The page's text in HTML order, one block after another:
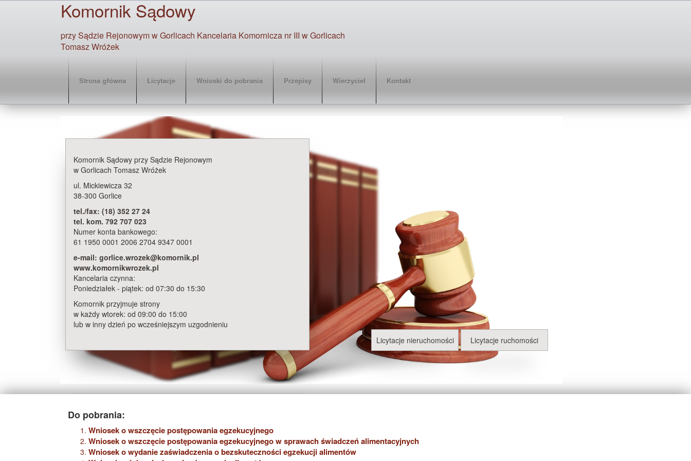
Komornik Sądowy
przy Sądzie Rejonowym w Gorlicach Kancelaria Komornicza nr III w Gorlicach
Tomasz Wróżek
Strona główna (current)Licytacje Wnioski do pobrania (current)Przepisy(current)Wierzyciel Kontakt(current)
Komornik Sądowy przy Sądzie Rejonowym
w Gorlicach Tomasz Wróżek
ul. Mickiewicza 32
38-300 Gorlice
tel./fax: (18) 352 27 24
tel. kom. 792 707 023
Numer konta bankowego:
61 1950 0001 2006 2704 9347 0001
e-mail: gorlice.wrozek@komornik.pl
www.komornikwrozek.pl
Kancelaria czynna:
Poniedziałek - piątek: od 07:30 do 15:30
Komornik przyjmuje strony
w każdy wtorek: od 09:00 do 15:00
lub w inny dzień po wcześniejszym uzgodnieniu
Licytacje nieruchomości
Licytacje ruchomości
Do pobrania:
Wniosek o wszczęcie postępowania egzekucyjnego
Wniosek o wszczęcie postępowania egzekucyjnego w sprawach świadczeń alimentacyjnych
Wniosek o wydanie zaświadczenia o bezskuteczności egzekucji alimentów